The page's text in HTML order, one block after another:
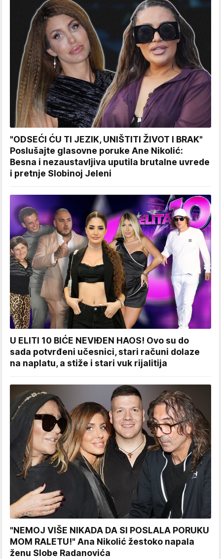
"ODSEĆI ĆU TI JEZIK, UNIŠTITI ŽIVOT I BRAK"
Poslušajte glasovne poruke Ane Nikolić:
Besna i nezaustavljiva uputila brutalne uvrede
i pretnje Slobinoj Jeleni
U ELITI 10 BIĆE NEVIĐEN HAOS! Ovo su do
sada potvrđeni učesnici, stari računi dolaze
na naplatu, a stiže i stari vuk rijalitija
"NEMOJ VIŠE NIKADA DA SI POSLALA PORUKU
MOM RALETU!" Ana Nikolić žestoko napala
ženu Slobe Radanovića